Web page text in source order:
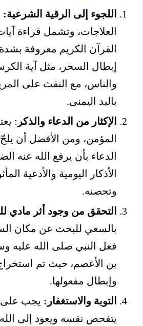
اللجوء إلى الرقية الشرعية:
العلاجات، وتشمل قراءة
القرآن الكريم معروفة
إبطال السحر، مثل آية
والناس، مع النفث على
باليد اليمنى.
الإكثار من الدعاء والذكر :
المؤمن، ومن الأفضل أن
الدعاء بأن يرفع الله عنه
الأذكار اليومية والأدعية
وتحصنه.
التحقق من وجود أثر مادي
بالسعي للبحث عن مكان
فعل النبي صلى الله عليه
بن الأعصم، حيث تم
وإبطال مفعولها.
التوبة والاستغفار: يجب
يتفحص نفسه ويعود إلى الله